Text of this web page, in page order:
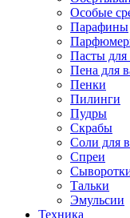
Особые
Парафины
Пасты для
Пена для
Пенки
Пилинги
Пудры
Скрабы
Соли для
Спреи
Тальки
Эмульсии
Техника